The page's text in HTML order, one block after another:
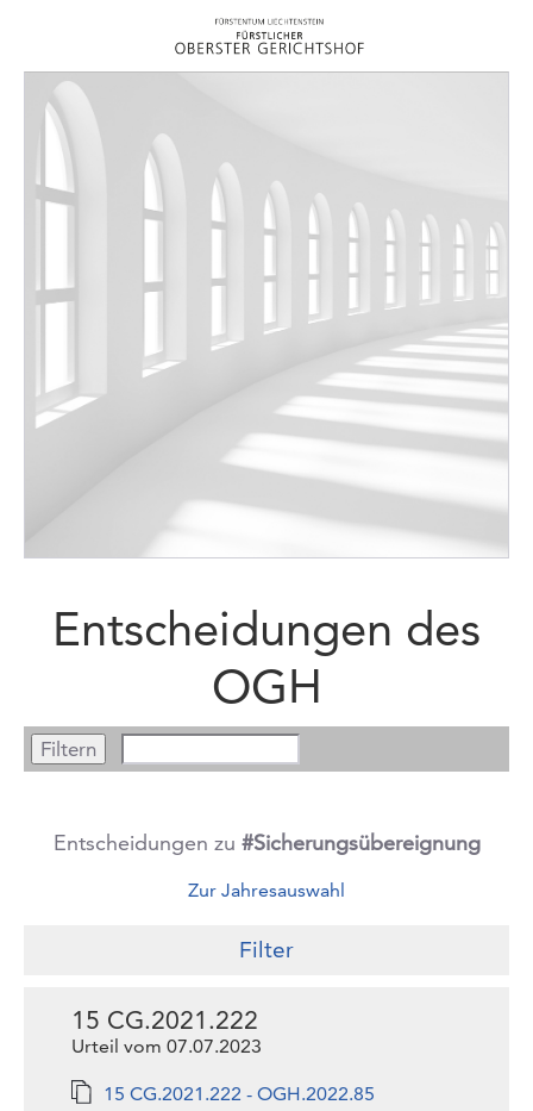
Entscheidungen des
OGH
Entscheidungen zu #Sicherungsübereignung
Zur Jahresauswahl
Filter
15 CG.2021.222
Urteil vom 07.07.2023
15 CG.2021.222 - OGH.2022.85